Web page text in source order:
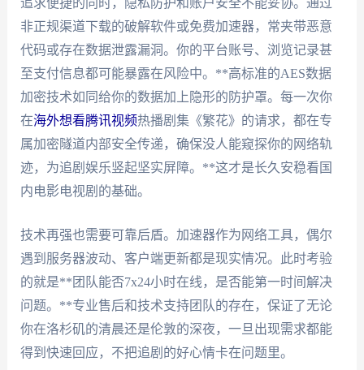
非正规渠道下载的破解软件或免费加速器，常夹带恶意
代码或存在数据泄露漏洞。你的平台账号、浏览记录甚
至支付信息都可能暴露在风险中。**高标准的AES数据
加密技术如同给你的数据加上隐形的防护罩。每一次你
在海外想看腾讯视频热播剧集《繁花》的请求，都在专
属加密隧道内部安全传递，确保没人能窥探你的网络轨
迹，为追剧娱乐竖起坚实屏障。**这才是长久安稳看国
内电影电视剧的基础。
技术再强也需要可靠后盾。加速器作为网络工具，偶尔
遇到服务器波动、客户端更新都是现实情况。此时考验
的就是**团队能否7x24小时在线，是否能第一时间解决
问题。**专业售后和技术支持团队的存在，保证了无论
你在洛杉矶的清晨还是伦敦的深夜，一旦出现需求都能
得到快速回应，不把追剧的好心情卡在问题里。